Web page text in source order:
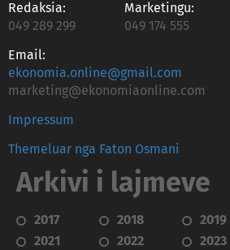
Redaksia:
049 289 299
Marketingu:
049 174 555
Email:
ekonomia.online@gmail.com
marketing@ekonomiaonline.com
Impressum
Themeluar nga Faton Osmani
Arkivi i lajmeve
2017 2018 2019
2021
2022 2023